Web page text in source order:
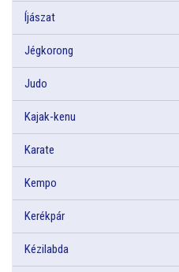
Íjászat
Jégkorong
Judo
Kajak-kenu
Karate
Kempo
Kerékpár
Kézilabda